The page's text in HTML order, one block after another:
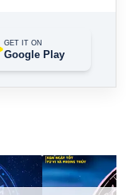
GET IT ON
Google Play